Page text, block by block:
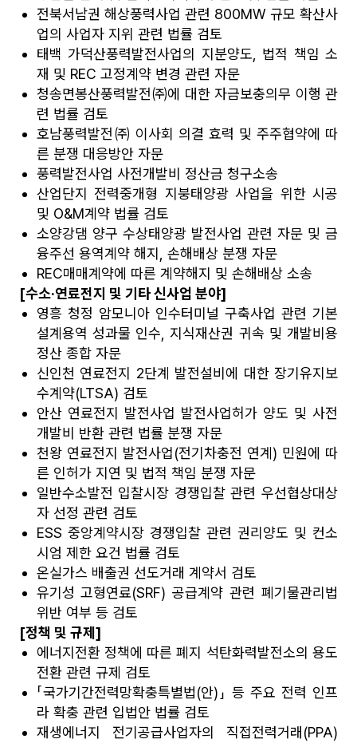
전북서남권 해상풍력사업 관련 800MW 규모 확산사
업의 사업자 지위 관련 법률 검토
태백 가덕산풍력발전사업의 지분양도, 법적 책임 소
재 및 REC 고정계약 변경 관련 자문
청송면봉산풍력발전㈜에 대한 자금보충의무 이행 관
련 법률 검토
호남풍력발전㈜ 이사회 의결 효력 및 주주협약에 따
른 분쟁 대응방안 자문
풍력발전사업 사전개발비 정산금 청구소송
산업단지 전력중개형 지붕태양광 사업을 위한 시공
및 O&M계약 법률 검토
소양강댐 양구 수상태양광 발전사업 관련 자문 및 금
융주선 용역계약 해지, 손해배상 분쟁 자문
REC매매계약에 따른 계약해지 및 손해배상 소송
[수소·연료전지 및 기타 신사업 분야]
영흥 청정 암모니아 인수터미널 구축사업 관련 기본
설계용역 성과물 인수, 지식재산권 귀속 및 개발비용
정산 종합 자문
신인천 연료전지 2단계 발전설비에 대한 장기유지보
수계약(LTSA) 검토
안산 연료전지 발전사업 발전사업허가 양도 및 사전
개발비 반환 관련 법률 분쟁 자문
천왕 연료전지 발전사업(전기차충전 연계) 민원에 따
른 인허가 지연 및 법적 책임 분쟁 자문
일반수소발전 입찰시장 경쟁입찰 관련 우선협상대상
자 선정 관련 검토
ESS 중앙계약시장 경쟁입찰 관련 권리양도 및 컨소
시엄 제한 요건 법률 검토
온실가스 배출권 선도거래 계약서 검토
유기성 고형연료(SRF) 공급계약 관련 폐기물관리법
위반 여부 등 검토
[정책 및 규제]
에너지전환 정책에 따른 폐지 석탄화력발전소의 용도
전환 관련 규제 검토
「국가기간전력망확충특별법(안)」 등 주요 전력 인프
라 확충 관련 입법안 법률 검토
재생에너지 전기공급사업자의 직접전력거래(PPA)